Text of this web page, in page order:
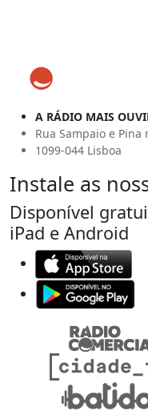
A RÁDIO MAIS
Rua Sampaio e Pina
1099-044 Lisboa
Instale as
Disponível
iPad e Android